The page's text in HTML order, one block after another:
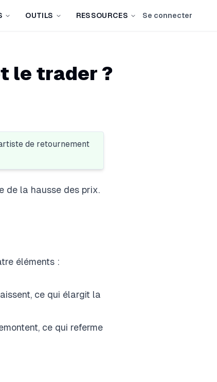
OUTILS RESSOURCES Se connecter
le trader ?
de retournement
de la hausse des prix.
éléments :
ce qui élargit la
ce qui referme